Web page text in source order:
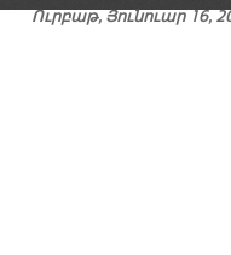
Ուրբաթ, Յունուար 16,